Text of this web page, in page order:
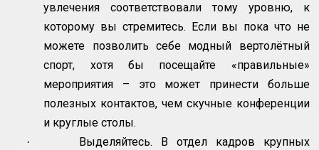
увлечения соответствовали тому уровню, к
которому вы стремитесь. Если вы пока что не
можете позволить себе модный вертолётный
спорт, хотя бы посещайте «правильные»
мероприятия – это может принести больше
полезных контактов, чем скучные конференции
и круглые столы.
·
Выделяйтесь. В отдел кадров крупных